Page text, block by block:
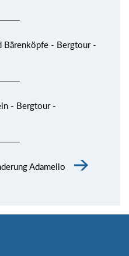
Bärenköpfe - Bergtour -
- Bergtour -
Adamello